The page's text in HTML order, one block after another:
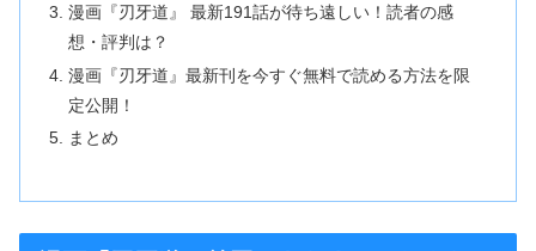
漫画『刃牙道』 最新191話が待ち遠しい！読者の感
想・評判は？
漫画『刃牙道』最新刊を今すぐ無料で読める方法を限
定公開！
まとめ